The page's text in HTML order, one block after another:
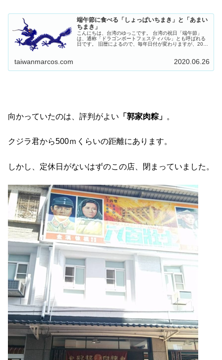
端午節に食べる「しょっぱいちまき」と「あまい
ちまき」
こんにちは、台湾のゆっこです。 台湾の祝日「端午節」
は、通称「ドラゴンボートフェスティバル」とも呼ばれる
日です。 旧暦によるので、毎年日付が変わりますが、2020
taiwanmarcos.com 2020.06.26
向かっていたのは、評判がよい 「郭家肉粽」 。
クジラ君から500ｍくらいの距離にあります。
しかし、定休日がないはずのこの店、閉まっていました。